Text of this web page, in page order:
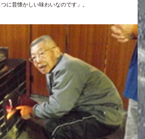
に昔懐かしい味わいなのです」。